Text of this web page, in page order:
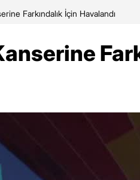
Farkındalık İçin Havalandı